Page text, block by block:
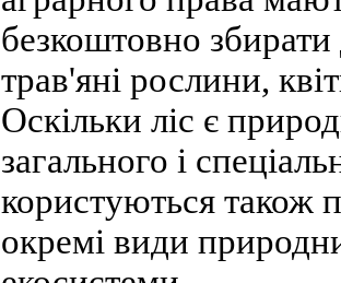
безкоштовно
трав'яні рослини,
Оскільки ліс є
загального і
користуються також
окремі види